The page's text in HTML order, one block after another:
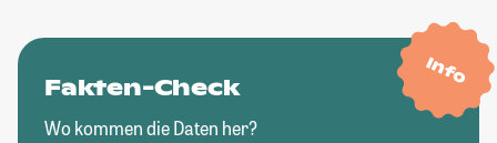
Info
Fakten-Check
Wo kommen die Daten her?